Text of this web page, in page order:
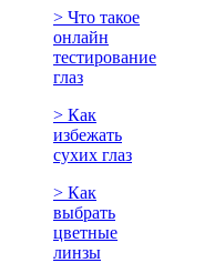
> Что такое
онлайн
тестирование
глаз
> Как
избежать
сухих глаз
> Как
выбрать
цветные
линзы